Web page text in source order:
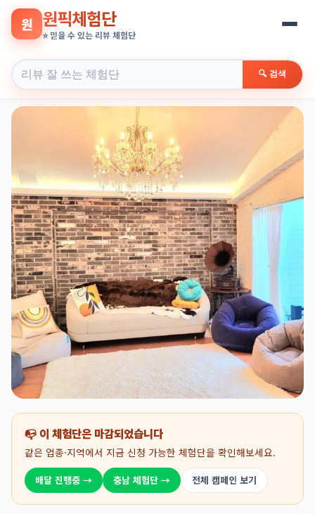
원 원픽체험단
⭐ 믿을 수 있는 리뷰 체험단
🔍 검색
📭 이 체험단은 마감되었습니다
같은 업종·지역에서 지금 신청 가능한 체험단을 확인해보세요.
배달 진행중 → 충남 체험단 → 전체 캠페인 보기